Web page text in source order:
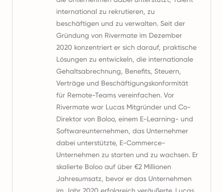
international zu rekrutieren, zu
beschäftigen und zu verwalten. Seit der
Gründung von Rivermate im Dezember
2020 konzentriert er sich darauf, praktische
Lösungen zu entwickeln, die internationale
Gehaltsabrechnung, Benefits, Steuern,
Verträge und Beschäftigungskonformität
für Remote-Teams vereinfachen. Vor
Rivermate war Lucas Mitgründer und Co-
Direktor von Boloo, einem E-Learning- und
Softwareunternehmen, das Unternehmer
dabei unterstützte, E-Commerce-
Unternehmen zu starten und zu wachsen. Er
skalierte Boloo auf über €2 Millionen
Jahresumsatz, bevor er das Unternehmen